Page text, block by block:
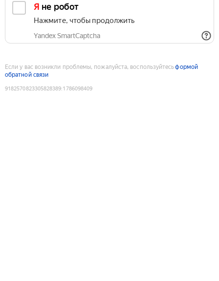
Я не робот
Нажмите, чтобы продолжить
Yandex SmartCaptcha
Если у вас возникли проблемы, пожалуйста, воспользуйтесьформой
обратной связи
9182570823305828389:1786098409